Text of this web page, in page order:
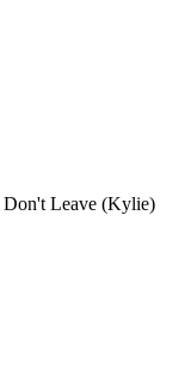
Don't Leave (Kylie)